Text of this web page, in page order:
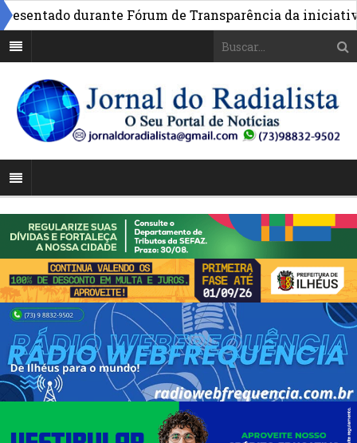
durante Fórum de Transparência da iniciativa